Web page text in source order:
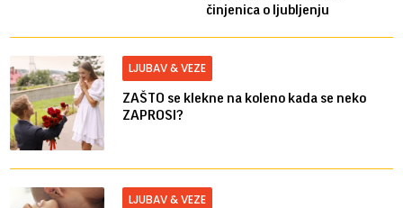
činjenica o ljubljenju
LJUBAV & VEZE
ZAŠTO se klekne na koleno kada se neko
ZAPROSI?
LJUBAV & VEZE